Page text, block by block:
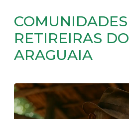
COMUNIDADES
RETIREIRAS DO
ARAGUAIA